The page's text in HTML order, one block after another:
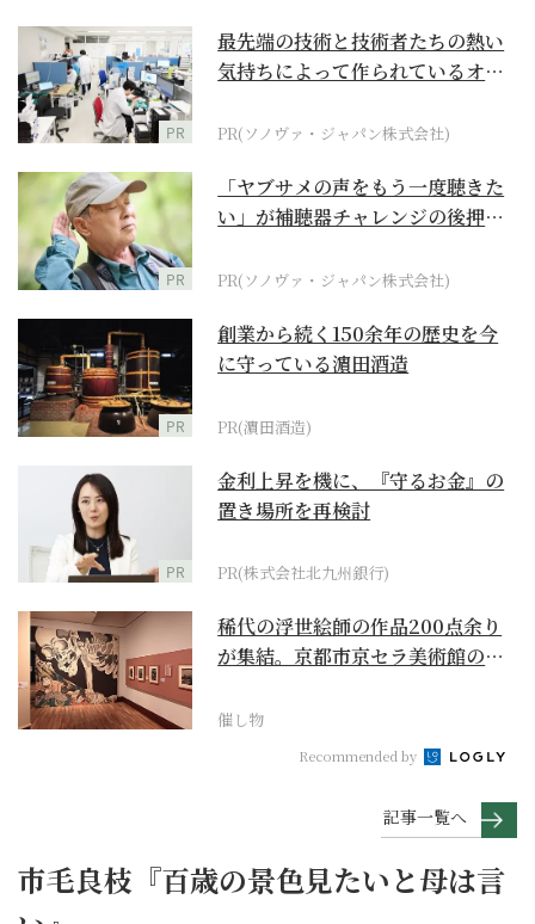
PR
最先端の技術と技術者たちの熱い
気持ちによって作られているオー
PR(ソノヴァ・ジャパン株式会社)
PR
「ヤブサメの声をもう一度聴きた
い」が補聴器チャレンジの後押し
PR(ソノヴァ・ジャパン株式会社)
PR
創業から続く150余年の歴史を今
に守っている濵田酒造
PR(濵田酒造)
PR
金利上昇を機に、『守るお金』の
置き場所を再検討
PR(株式会社北九州銀行)
稀代の浮世絵師の作品200点余り
が集結。京都市京セラ美術館の
催し物
Recommended by
記事一覧へ
市毛良枝『百歳の景色見たいと母は言